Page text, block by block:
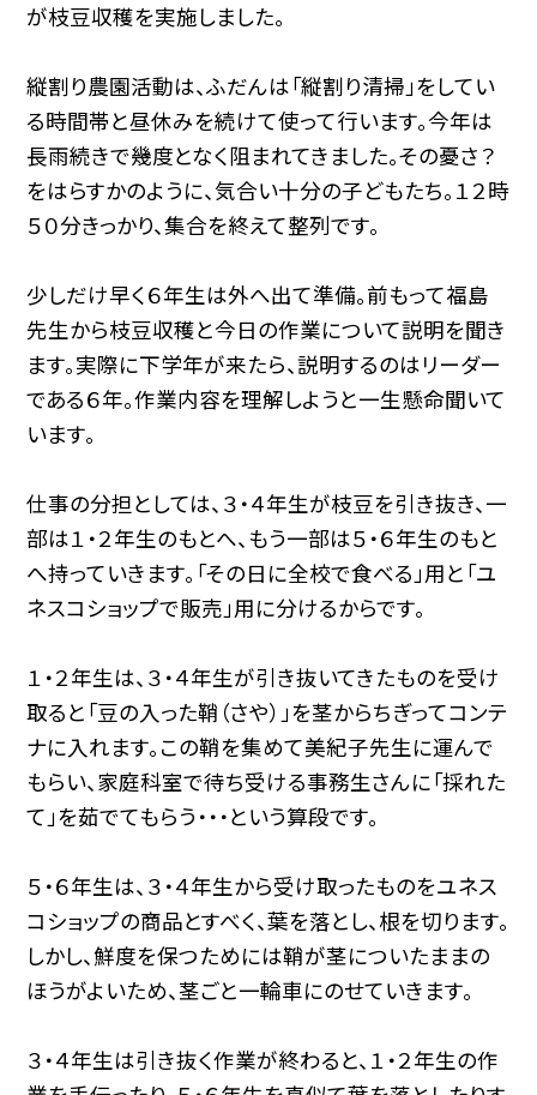
が枝豆収穫を実施しました。
縦割り農園活動は、ふだんは「縦割り清掃」をしてい
る時間帯と昼休みを続けて使って行います。今年は
長雨続きで幾度となく阻まれてきました。その憂さ？
をはらすかのように、気合い十分の子どもたち。１２時
５０分きっかり、集合を終えて整列です。
少しだけ早く６年生は外へ出て準備。前もって福島
先生から枝豆収穫と今日の作業について説明を聞き
ます。実際に下学年が来たら、説明するのはリーダー
である６年。作業内容を理解しようと一生懸命聞いて
います。
仕事の分担としては、３・４年生が枝豆を引き抜き、一
部は１・２年生のもとへ、もう一部は５・６年生のもと
へ持っていきます。「その日に全校で食べる」用と「ユ
ネスコショップで販売」用に分けるからです。
１・２年生は、３・４年生が引き抜いてきたものを受け
取ると「豆の入った鞘（さや）」を茎からちぎってコンテ
ナに入れます。この鞘を集めて美紀子先生に運んで
もらい、家庭科室で待ち受ける事務生さんに「採れた
て」を茹でてもらう・・・という算段です。
５・６年生は、３・４年生から受け取ったものをユネス
コショップの商品とすべく、葉を落とし、根を切ります。
しかし、鮮度を保つためには鞘が茎についたままの
ほうがよいため、茎ごと一輪車にのせていきます。
３・４年生は引き抜く作業が終わると、１・２年生の作